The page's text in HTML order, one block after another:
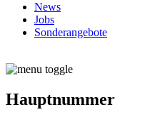
News
Jobs
Sonderangebote
Hauptnummer